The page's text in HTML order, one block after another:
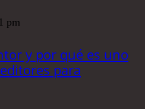
pm
y por qué es uno
para